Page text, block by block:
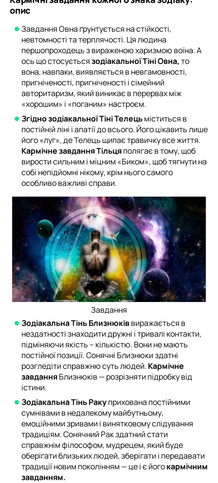
опис
Завдання Овна ґрунтується на стійкості,
невтомності та терплячості. Ця людина
першопроходець з вираженою харизмою воїна. А
ось що стосуєтьсязодіакальної Тіні Овна, то
вона, навпаки, виявляється в невгамовності,
пригніченості, пригніченості і сімейний
авторитаризм, який виникає в перервах між
«хорошим» і «поганим» настроєм.
Згідно зодіакальної Тіні Телецьміститься в
постійній ліні і апатії до всього. Його цікавить лише
його «луг», де Телець щипає травичку все життя.
Кармічне завдання Тільцяполягає в тому, щоб
вирости сильним і міцним «Биком», щоб тягнути на
собі непідйомні нікому, крім нього самого
особливо важливі справи.
Завдання
Зодіакальна Тінь Близнюківвиражається в
нездатності знаходити дружні і тривалі контакти,
підміняючи якість – кількістю. Вони не мають
постійної позиції. Сонячні Близнюки здатні
розгледіти справжню суть людей. Кармічне
завданняБлизнюків — розрізняти підробку від
істини.
Зодіакальна Тінь Ракуприхована постійними
сумнівами в недалекому майбутньому,
емоційними зривами і винятковому слідування
традиціям. Сонячний Рак здатний стати
справжнім філософом, мудрецем, який буде
оберігати близьких людей, зберігати і передавати
традиції новим поколінням — це і є йогокармічним
завданням.